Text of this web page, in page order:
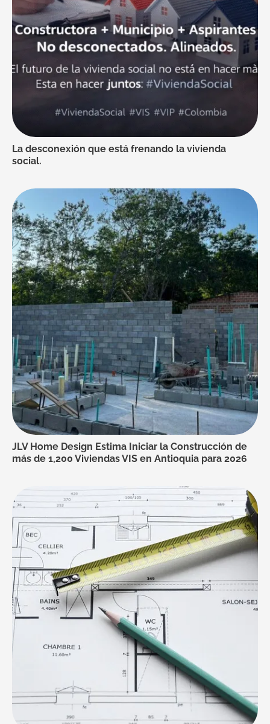
La desconexión que está frenando la vivienda
social.
JLV Home Design Estima Iniciar la Construcción de
más de 1,200 Viviendas VIS en Antioquia para 2026